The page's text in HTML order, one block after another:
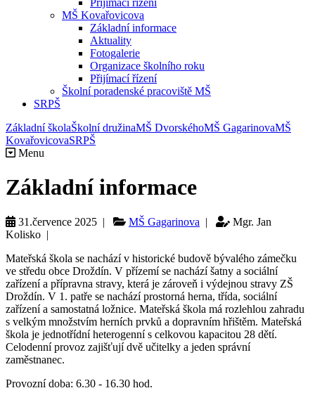
Přijímací řízení
MŠ Kovařovicova
Základní informace
Aktuality
Fotogalerie
Organizace školního roku
Přijímací řízení
Školní poradenské pracoviště MŠ
SRPŠ
Základní školaŠkolní družinaMŠ DvorskéhoMŠ GagarinovaMŠ
KovařovicovaSRPŠ
Menu
Základní informace
31.července 2025 | MŠ Gagarinova |
Mgr. Jan
Kolisko |
Mateřská škola se nachází v historické budově bývalého zámečku
ve středu obce Droždín. V přízemí se nachází šatny a sociální
zařízení a přípravna stravy, která je zároveň i výdejnou stravy ZŠ
Droždín. V 1. patře se nachází prostorná herna, třída, sociální
zařízení a samostatná ložnice. Mateřská škola má rozlehlou zahradu
s velkým množstvím herních prvků a dopravním hřištěm. Mateřská
škola je jednotřídní heterogenní s celkovou kapacitou 28 dětí.
Celodenní provoz zajišťují dvě učitelky a jeden správní
zaměstnanec.
Provozní doba: 6.30 - 16.30 hod.